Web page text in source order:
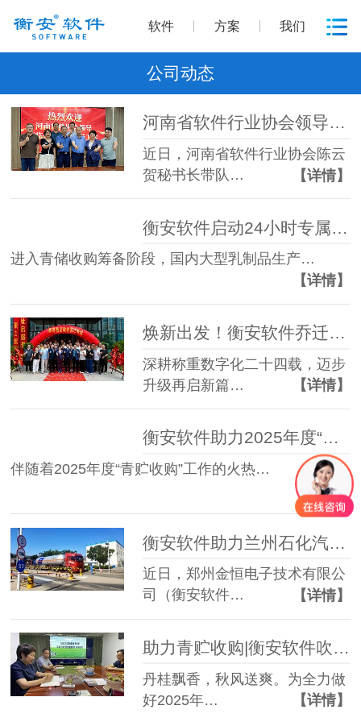
软件 方案 我们
公司动态
河南省软件行业协会领导莅临衡安称重软件走访调研
近日，河南省软件行业协会陈云
贺秘书长带队…
【详情】
进入青储收购筹备阶段，国内大型乳制品生产…
【详情】
焕新出发！衡安软件乔迁新址开启新征程
深耕称重数字化二十四载，迈步
升级再启新篇…
【详情】
衡安软件助力2025年度“青贮收购”运维服务工作圆满完成
伴随着2025年度“青贮收购”工作的火热…
【详情】
近日，郑州金恒电子技术有限公
司（衡安软件…
【详情】
助力青贮收购|衡安软件吹响青贮收储“集结号”
丹桂飘香，秋风送爽。为全力做
好2025年…
【详情】